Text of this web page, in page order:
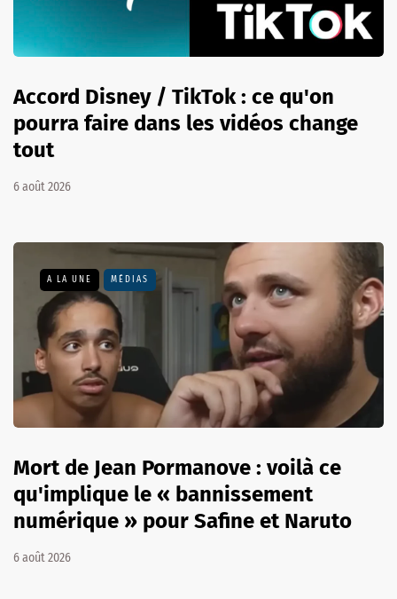
Accord Disney / TikTok : ce qu'on
pourra faire dans les vidéos change
tout
6 août 2026
A LA UNE MÉDIAS
Mort de Jean Pormanove : voilà ce
qu'implique le « bannissement
numérique » pour Safine et Naruto
6 août 2026